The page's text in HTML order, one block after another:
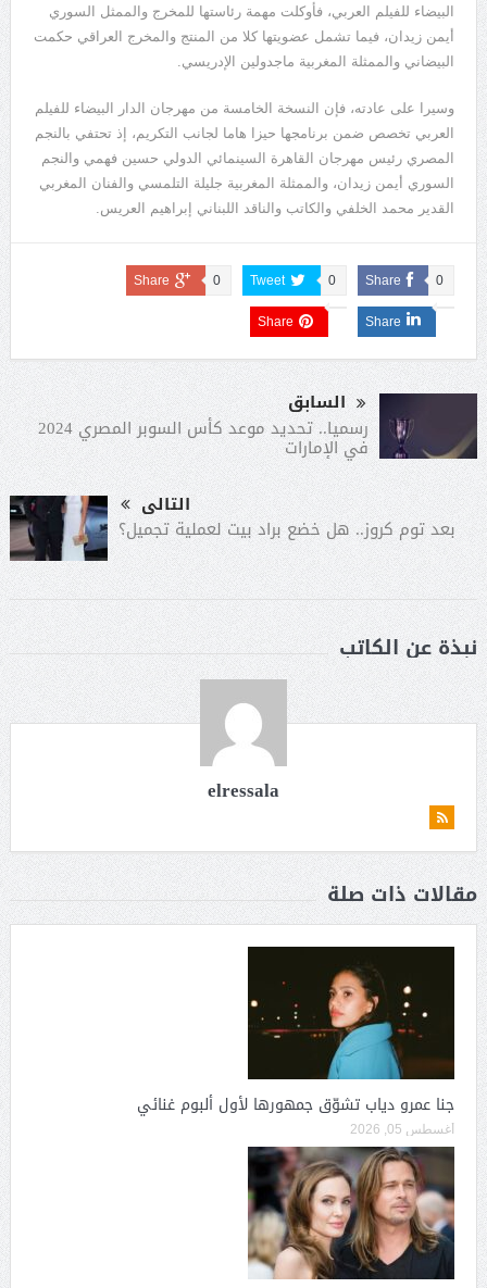
البيضاء للفيلم العربي، فأوكلت مهمة رئاستها للمخرج والممثل السوري
أيمن زيدان، فيما تشمل عضويتها كلا من المنتج والمخرج العراقي حكمت
البيضاني والممثلة المغربية ماجدولين الإدريسي.
وسيرا على عادته، فإن النسخة الخامسة من مهرجان الدار البيضاء للفيلم
العربي تخصص ضمن برنامجها حيزا هاما لجانب التكريم، إذ تحتفي بالنجم
المصري رئيس مهرجان القاهرة السينمائي الدولي حسين فهمي والنجم
السوري أيمن زيدان، والممثلة المغربية جليلة التلمسي والفنان المغربي
القدير محمد الخلفي والكاتب والناقد اللبناني إبراهيم العريس.
Share 0
Tweet 0
Share 0
Share
Share
السابق
رسميا.. تحديد موعد كأس السوبر المصري 2024
في الإمارات
التالى
بعد توم كروز.. هل خضع براد بيت لعملية تجميل؟
نبذة عن الكاتب
elressala
مقالات ذات صلة
جنا عمرو دياب تشوّق جمهورها لأول ألبوم غنائي
أغسطس 05, 2026